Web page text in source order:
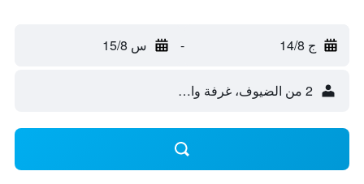
ج 14/8 - س 15/8
2 من الضيوف، غرفة واحدة